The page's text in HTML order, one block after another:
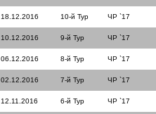
18.12.2016 10-й Тур ЧР `17
10.12.2016 9-й Тур ЧР `17
06.12.2016 8-й Тур ЧР `17
02.12.2016 7-й Тур ЧР `17
12.11.2016 6-й Тур ЧР `17